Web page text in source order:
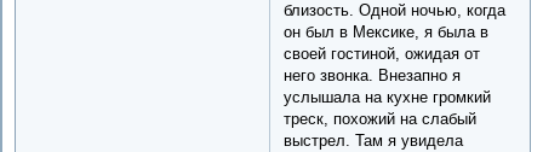
близость. Одной ночью, когда
он был в Мексике, я была в
своей гостиной, ожидая от
него звонка. Внезапно я
услышала на кухне громкий
треск, похожий на слабый
выстрел. Там я увидела